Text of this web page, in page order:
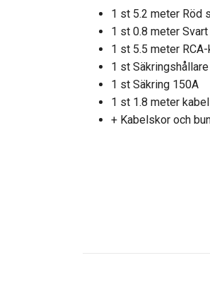
1 st 5.2 meter Röd
1 st 0.8 meter
1 st 5.5 meter
1 st
1 st Säkring 150A
1 st 1.8 meter
+ Kabelskor och